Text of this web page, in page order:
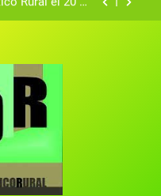
el VI Certamen
Rural 2025
Rural el 20 de
el VI Certamen
breves teatrales
Rural de Mira
(Cuenca)
Rural de